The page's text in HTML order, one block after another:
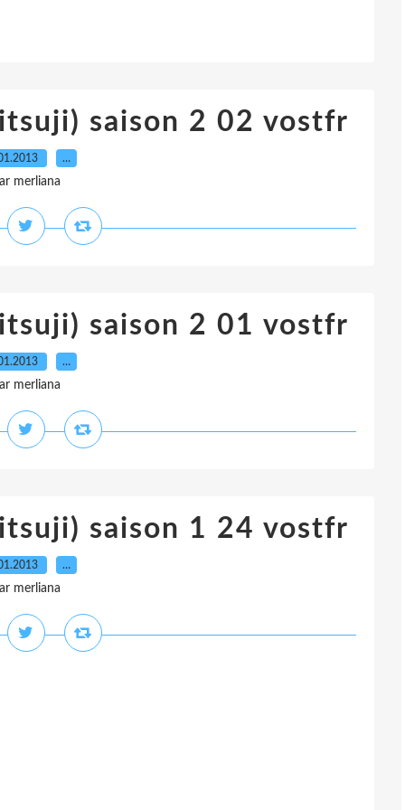
saison 2 02 vostfr
…
merliana
saison 2 01 vostfr
…
merliana
saison 1 24 vostfr
…
merliana